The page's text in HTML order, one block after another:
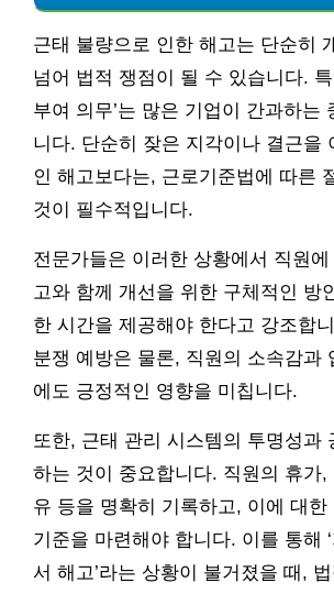
근태 불량으로 인한 해고는 단순히
넘어 법적 쟁점이 될 수 있습니다. 특
부여 의무’는 많은 기업이 간과하는
니다. 단순히 잦은 지각이나 결근을
인 해고보다는, 근로기준법에 따른
것이 필수적입니다.
전문가들은 이러한 상황에서 직원
고와 함께 개선을 위한 구체적인 방
한 시간을 제공해야 한다고 강조합
분쟁 예방은 물론, 직원의 소속감과
에도 긍정적인 영향을 미칩니다.
또한, 근태 관리 시스템의 투명성과
하는 것이 중요합니다. 직원의 휴가,
유 등을 명확히 기록하고, 이에 대한
기준을 마련해야 합니다. 이를 통해
서 해고’라는 상황이 불거졌을 때,